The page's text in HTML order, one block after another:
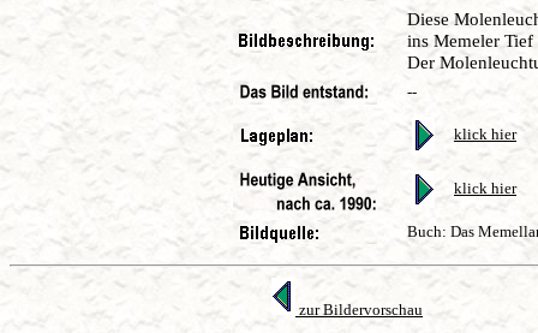
Diese
ins Memeler
Der
--
klick hier
klick hier
Buch: Das
zur Bildervorschau